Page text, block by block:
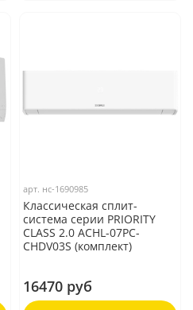
арт. нс-1690985
Классическая сплит-
система серии PRIORITY
CLASS 2.0 ACHL-07PC-
CHDV03S (комплект)
16470 руб